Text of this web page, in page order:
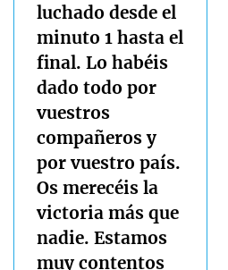
luchado desde el
minuto 1 hasta el
final. Lo habéis
dado todo por
vuestros
compañeros y
por vuestro país.
Os merecéis la
victoria más que
nadie. Estamos
muy contentos